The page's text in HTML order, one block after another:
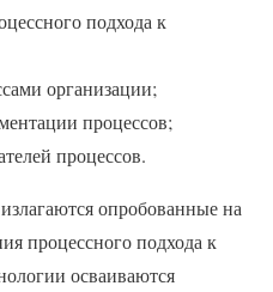
подхода к
организации;
процессов;
процессов.
опробованные на
процессного подхода к
осваиваются